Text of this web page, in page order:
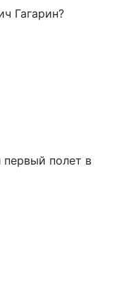
Гагарин?
полет в